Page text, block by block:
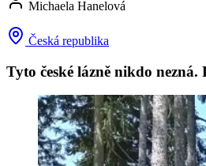
Michaela Hanelová
Česká republika
Tyto české lázně nikdo